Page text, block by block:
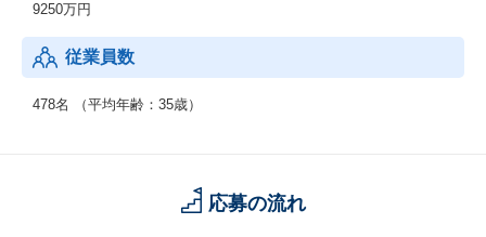
9250万円
従業員数
478名 （平均年齢：35歳）
応募の流れ